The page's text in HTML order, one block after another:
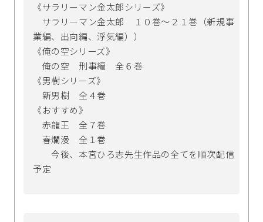
《サラリーマン金太郎シリーズ》
サラリーマン金太郎 １０巻～２１巻（新規事
業編、出向編、浮気編））
《俺の空シリーズ》
俺の空 刑事編 全６巻
《男樹シリーズ》
新男樹 全４巻
《おすすめ》
赤龍王 全７巻
春爛漫 全１巻
今後、本宮ひろ志先生作品の全てを順次配信
予定